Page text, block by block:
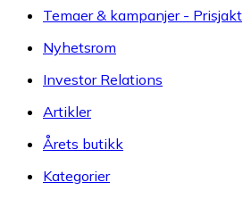
Temaer & kampanjer - Prisjakt
Nyhetsrom
Investor Relations
Artikler
Årets butikk
Kategorier